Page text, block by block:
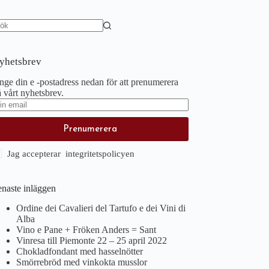
din e -postadress nedan för att prenumerera
vårt nyhetsbrev.
Prenumerera
Jag accepterar integritetspolicyen
inläggen
Ordine dei Cavalieri del Tartufo e dei Vini di
Alba
Vino e Pane + Fröken Anders = Sant
Vinresa till Piemonte 22 – 25 april 2022
Chokladfondant med hasselnötter
Smörrebröd med vinkokta musslor